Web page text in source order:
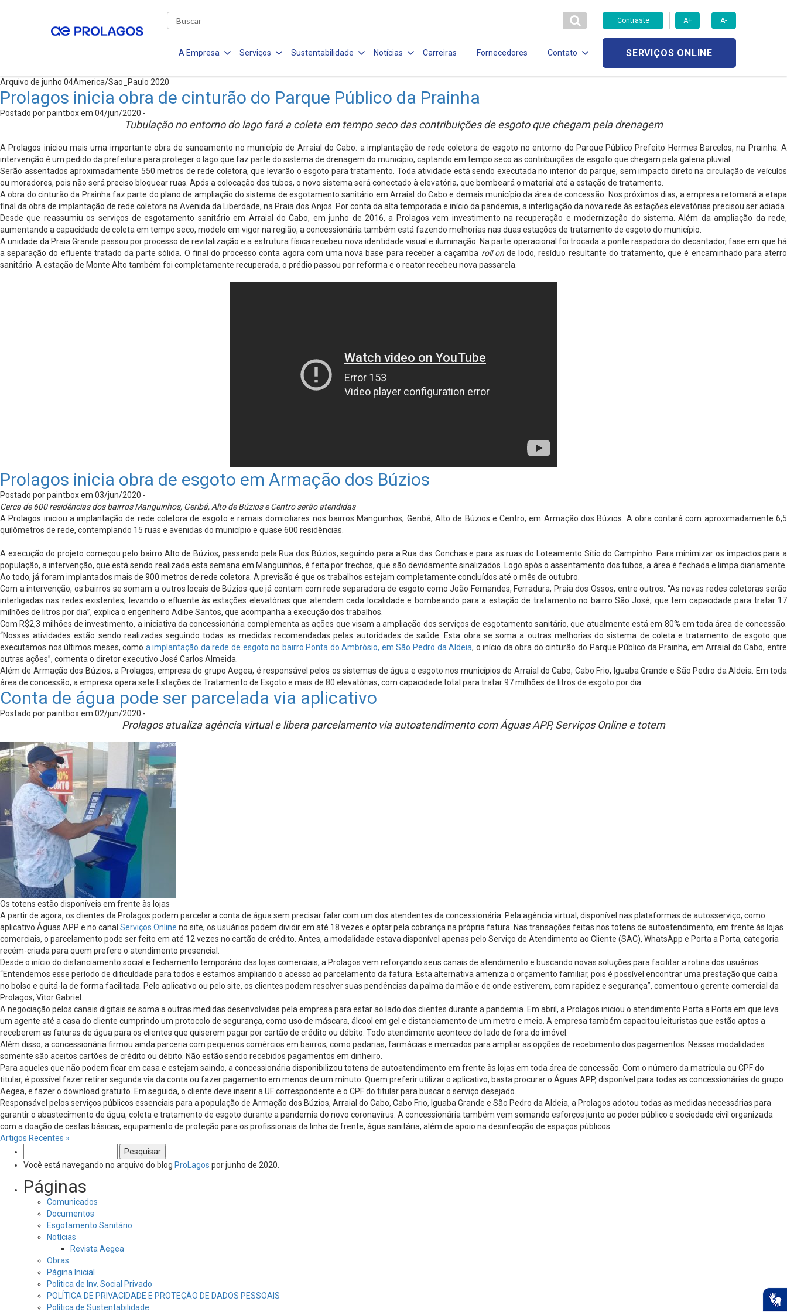
Contraste A+ A-
A Empresa Serviços Sustentabilidade Notícias Carreiras Fornecedores Contato SERVIÇOS ONLINE
Arquivo de junho 04America/Sao_Paulo 2020
Prolagos inicia obra de cinturão do Parque Público da Prainha
Postado por paintbox em 04/jun/2020 -
Tubulação no entorno do lago fará a coleta em tempo seco das contribuições de esgoto que chegam pela drenagem
A Prolagos iniciou mais uma importante obra de saneamento no município de Arraial do Cabo: a implantação de rede coletora de esgoto no entorno do Parque Público Prefeito Hermes Barcelos, na Prainha. A
intervenção é um pedido da prefeitura para proteger o lago que faz parte do sistema de drenagem do município, captando em tempo seco as contribuições de esgoto que chegam pela galeria pluvial.
Serão assentados aproximadamente 550 metros de rede coletora, que levarão o esgoto para tratamento. Toda atividade está sendo executada no interior do parque, sem impacto direto na circulação de veículos
ou moradores, pois não será preciso bloquear ruas. Após a colocação dos tubos, o novo sistema será conectado à elevatória, que bombeará o material até a estação de tratamento.
A obra do cinturão da Prainha faz parte do plano de ampliação do sistema de esgotamento sanitário em Arraial do Cabo e demais município da área de concessão. Nos próximos dias, a empresa retomará a etapa
final da obra de implantação de rede coletora na Avenida da Liberdade, na Praia dos Anjos. Por conta da alta temporada e início da pandemia, a interligação da nova rede às estações elevatórias precisou ser adiada.
Desde que reassumiu os serviços de esgotamento sanitário em Arraial do Cabo, em junho de 2016, a Prolagos vem investimento na recuperação e modernização do sistema. Além da ampliação da rede,
aumentando a capacidade de coleta em tempo seco, modelo em vigor na região, a concessionária também está fazendo melhorias nas duas estações de tratamento de esgoto do município.
A unidade da Praia Grande passou por processo de revitalização e a estrutura física recebeu nova identidade visual e iluminação. Na parte operacional foi trocada a ponte raspadora do decantador, fase em que há
a separação do efluente tratado da parte sólida. O final do processo conta agora com uma nova base para receber a caçamba roll onde lodo, resíduo resultante do tratamento, que é encaminhado para aterro
sanitário. A estação de Monte Alto também foi completamente recuperada, o prédio passou por reforma e o reator recebeu nova passarela.
Prolagos inicia obra de esgoto em Armação dos Búzios
Postado por paintbox em 03/jun/2020 -
Cerca de 600 residências dos bairros Manguinhos, Geribá, Alto de Búzios e Centro serão atendidas
A Prolagos iniciou a implantação de rede coletora de esgoto e ramais domiciliares nos bairros Manguinhos, Geribá, Alto de Búzios e Centro, em Armação dos Búzios. A obra contará com aproximadamente 6,5
quilômetros de rede, contemplando 15 ruas e avenidas do município e quase 600 residências.
A execução do projeto começou pelo bairro Alto de Búzios, passando pela Rua dos Búzios, seguindo para a Rua das Conchas e para as ruas do Loteamento Sítio do Campinho. Para minimizar os impactos para a
população, a intervenção, que está sendo realizada esta semana em Manguinhos, é feita por trechos, que são devidamente sinalizados. Logo após o assentamento dos tubos, a área é fechada e limpa diariamente.
Ao todo, já foram implantados mais de 900 metros de rede coletora. A previsão é que os trabalhos estejam completamente concluídos até o mês de outubro.
Com a intervenção, os bairros se somam a outros locais de Búzios que já contam com rede separadora de esgoto como João Fernandes, Ferradura, Praia dos Ossos, entre outros. “As novas redes coletoras serão
interligadas nas redes existentes, levando o efluente às estações elevatórias que atendem cada localidade e bombeando para a estação de tratamento no bairro São José, que tem capacidade para tratar 17
milhões de litros por dia”, explica o engenheiro Adibe Santos, que acompanha a execução dos trabalhos.
Com R$2,3 milhões de investimento, a iniciativa da concessionária complementa as ações que visam a ampliação dos serviços de esgotamento sanitário, que atualmente está em 80% em toda área de concessão.
“Nossas atividades estão sendo realizadas seguindo todas as medidas recomendadas pelas autoridades de saúde. Esta obra se soma a outras melhorias do sistema de coleta e tratamento de esgoto que
executamos nos últimos meses, como a implantação da rede de esgoto no bairro Ponta do Ambrósio, em São Pedro da Aldeia, o início da obra do cinturão do Parque Público da Prainha, em Arraial do Cabo, entre
outras ações”, comenta o diretor executivo José Carlos Almeida.
Além de Armação dos Búzios, a Prolagos, empresa do grupo Aegea, é responsável pelos os sistemas de água e esgoto nos municípios de Arraial do Cabo, Cabo Frio, Iguaba Grande e São Pedro da Aldeia. Em toda
área de concessão, a empresa opera sete Estações de Tratamento de Esgoto e mais de 80 elevatórias, com capacidade total para tratar 97 milhões de litros de esgoto por dia.
Conta de água pode ser parcelada via aplicativo
Postado por paintbox em 02/jun/2020 -
Prolagos atualiza agência virtual e libera parcelamento via autoatendimento com Águas APP, Serviços Online e totem
Os totens estão disponíveis em frente às lojas
A partir de agora, os clientes da Prolagos podem parcelar a conta de água sem precisar falar com um dos atendentes da concessionária. Pela agência virtual, disponível nas plataformas de autosserviço, como
aplicativo Águas APP e no canal Serviços Online no site, os usuários podem dividir em até 18 vezes e optar pela cobrança na própria fatura. Nas transações feitas nos totens de autoatendimento, em frente às lojas
comerciais, o parcelamento pode ser feito em até 12 vezes no cartão de crédito. Antes, a modalidade estava disponível apenas pelo Serviço de Atendimento ao Cliente (SAC), WhatsApp e Porta a Porta, categoria
recém-criada para quem prefere o atendimento presencial.
Desde o início do distanciamento social e fechamento temporário das lojas comerciais, a Prolagos vem reforçando seus canais de atendimento e buscando novas soluções para facilitar a rotina dos usuários.
“Entendemos esse período de dificuldade para todos e estamos ampliando o acesso ao parcelamento da fatura. Esta alternativa ameniza o orçamento familiar, pois é possível encontrar uma prestação que caiba
no bolso e quitá-la de forma facilitada. Pelo aplicativo ou pelo site, os clientes podem resolver suas pendências da palma da mão e de onde estiverem, com rapidez e segurança”, comentou o gerente comercial da
Prolagos, Vitor Gabriel.
A negociação pelos canais digitais se soma a outras medidas desenvolvidas pela empresa para estar ao lado dos clientes durante a pandemia. Em abril, a Prolagos iniciou o atendimento Porta a Porta em que leva
um agente até a casa do cliente cumprindo um protocolo de segurança, como uso de máscara, álcool em gel e distanciamento de um metro e meio. A empresa também capacitou leituristas que estão aptos a
receberem as faturas de água para os clientes que quiserem pagar por cartão de crédito ou débito. Todo atendimento acontece do lado de fora do imóvel.
Além disso, a concessionária firmou ainda parceria com pequenos comércios em bairros, como padarias, farmácias e mercados para ampliar as opções de recebimento dos pagamentos. Nessas modalidades
somente são aceitos cartões de crédito ou débito. Não estão sendo recebidos pagamentos em dinheiro.
Para aqueles que não podem ficar em casa e estejam saindo, a concessionária disponibilizou totens de autoatendimento em frente às lojas em toda área de concessão. Com o número da matrícula ou CPF do
titular, é possível fazer retirar segunda via da conta ou fazer pagamento em menos de um minuto. Quem preferir utilizar o aplicativo, basta procurar o Águas APP, disponível para todas as concessionárias do grupo
Aegea, e fazer o download gratuito. Em seguida, o cliente deve inserir a UF correspondente e o CPF do titular para buscar o serviço desejado.
Responsável pelos serviços públicos essenciais para a população de Armação dos Búzios, Arraial do Cabo, Cabo Frio, Iguaba Grande e São Pedro da Aldeia, a Prolagos adotou todas as medidas necessárias para
garantir o abastecimento de água, coleta e tratamento de esgoto durante a pandemia do novo coronavírus. A concessionária também vem somando esforços junto ao poder público e sociedade civil organizada
com a doação de cestas básicas, equipamento de proteção para os profissionais da linha de frente, água sanitária, além de apoio na desinfecção de espaços públicos.
Artigos Recentes »
por:
Você está navegando no arquivo do blog ProLagos por junho de 2020.
Páginas
Comunicados
Documentos
Esgotamento Sanitário
Notícias
Revista Aegea
Obras
Página Inicial
Politica de Inv. Social Privado
POLÍTICA DE PRIVACIDADE E PROTEÇÃO DE DADOS PESSOAIS
Política de Sustentabilidade